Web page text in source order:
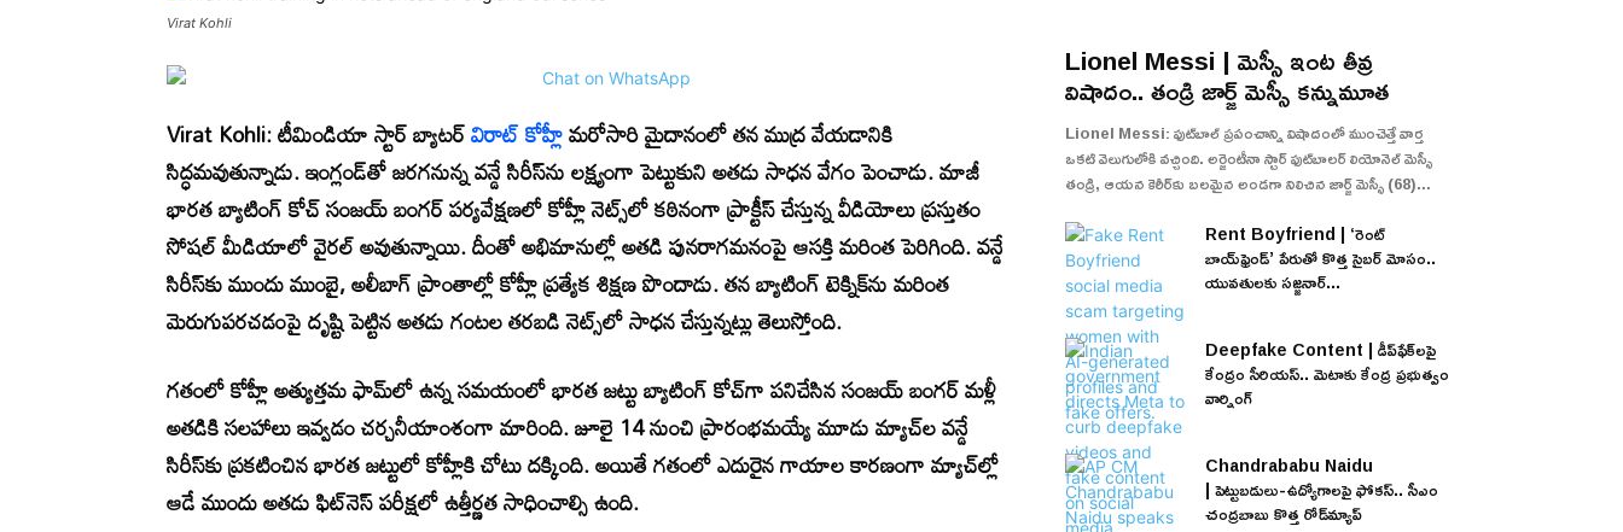
Virat Kohli
Virat Kohli:టీమిండియా స్టార్ బ్యాటర్విరాట్ కోహ్లీమరోసారి మైదానంలో తన ముద్ర వేయడానికి
సిద్ధమవుతున్నాడు. ఇంగ్లండ్‌తో జరగనున్న వన్డే సిరీస్‌ను లక్ష్యంగా పెట్టుకుని అతడు సాధన వేగం పెంచాడు. మాజీ
భారత బ్యాటింగ్ కోచ్ సంజయ్ బంగర్ పర్యవేక్షణలో కోహ్లీ నెట్స్‌లో కఠినంగా ప్రాక్టీస్ చేస్తున్న వీడియోలు ప్రస్తుతం
సోషల్ మీడియాలో వైరల్ అవుతున్నాయి. దీంతో అభిమానుల్లో అతడి పునరాగమనంపై ఆసక్తి మరింత పెరిగింది. వన్డే
సిరీస్‌కు ముందు ముంబై, అలీబాగ్ ప్రాంతాల్లో కోహ్లీ ప్రత్యేక శిక్షణ పొందాడు. తన బ్యాటింగ్ టెక్నిక్‌ను మరింత
మెరుగుపరచడంపై దృష్టి పెట్టిన అతడు గంటల తరబడి నెట్స్‌లో సాధన చేస్తున్నట్లు తెలుస్తోంది.
గతంలో కోహ్లీ అత్యుత్తమ ఫామ్‌లో ఉన్న సమయంలో భారత జట్టు బ్యాటింగ్ కోచ్‌గా పనిచేసిన సంజయ్ బంగర్ మళ్లీ
అతడికి సలహాలు ఇవ్వడం చర్చనీయాంశంగా మారింది. జూలై 14 నుంచి ప్రారంభమయ్యే మూడు మ్యాచ్‌ల వన్డే
సిరీస్‌కు ప్రకటించిన భారత జట్టులో కోహ్లీకి చోటు దక్కింది. అయితే గతంలో ఎదురైన గాయాల కారణంగా మ్యాచ్‌ల్లో
ఆడే ముందు అతడు ఫిట్‌నెస్ పరీక్షలో ఉత్తీర్ణత సాధించాల్సి ఉంది.
Lionel Messi | మెస్సీ ఇంట తీవ్ర
విషాదం.. తండ్రి జార్జ్ మెస్సీ కన్నుమూత
Lionel Messi: ఫుట్‌బాల్ ప్రపంచాన్ని విషాదంలో ముంచెత్తే వార్త
ఒకటి వెలుగులోకి వచ్చింది. అర్జెంటీనా స్టార్ ఫుట్‌బాలర్ లియోనెల్ మెస్సీ
తండ్రి, ఆయన కెరీర్‌కు బలమైన అండగా నిలిచిన జార్జ్ మెస్సీ (68)...
Rent Boyfriend | ‘రెంట్
బాయ్‌ఫ్రెండ్’ పేరుతో కొత్త సైబర్ మోసం..
యువతులకు సజ్జనార్...
Deepfake Content | డీప్‌ఫేక్‌లపై
కేంద్రం సీరియస్.. మెటాకు కేంద్ర ప్రభుత్వం
వార్నింగ్
Chandrababu Naidu
| పెట్టుబడులు-ఉద్యోగాలపై ఫోకస్.. సీఎం
చంద్రబాబు కొత్త రోడ్‌మ్యాప్